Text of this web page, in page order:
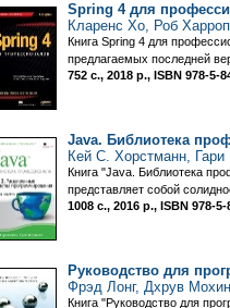
Spring 4 для
Кларенс Хо, Роб
Книга Spring 4 для
предлагаемых последней
752 с., 2018 р., ISBN 978-5-
Java. Библиотека
Кей С. Хорстманн, Гари
Книга "Java. Библиотека
представляет собой
1008 с., 2016 р., ISBN 978-
Руководство для
Фрэд Лонг, Дхрув
Книга "Руководство для